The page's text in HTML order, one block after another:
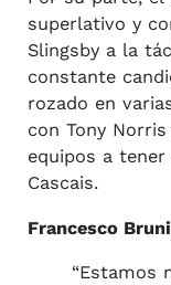
superlativo y
Slingsby a la
constante
rozado en
con Tony
equipos a tener
Cascais.
Francesco Bruni
“Estamos